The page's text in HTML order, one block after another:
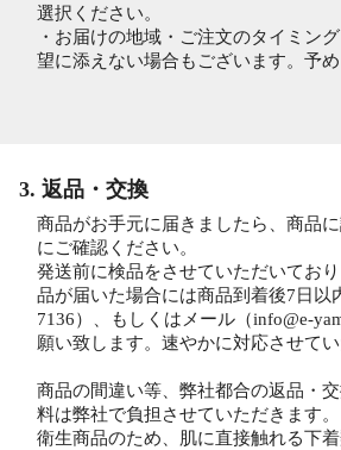
選択ください。
・お届けの地域・ご注文のタイミン
望に添えない場合もございます。予め
3. 返品・交換
商品がお手元に届きましたら、商品
にご確認ください。
発送前に検品をさせていただいてお
品が届いた場合には商品到着後7日以
7136）、もしくはメール（info@e-
願い致します。速やかに対応させてい
商品の間違い等、弊社都合の返品・
料は弊社で負担させていただきます。
衛生商品のため、肌に直接触れる下